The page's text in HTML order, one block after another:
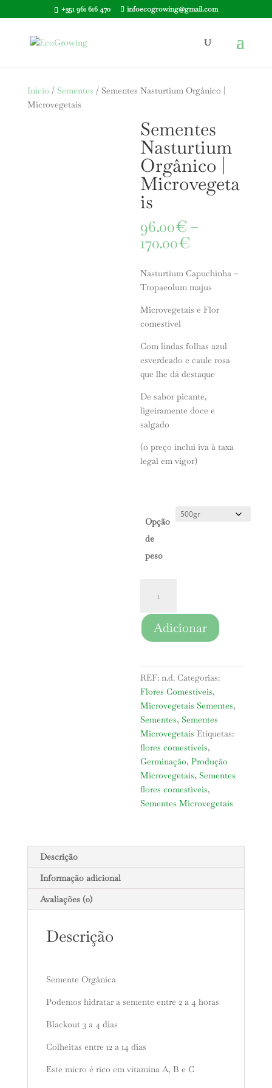
+351 961 616 470 infoecogrowing@gmail.com
Início / Sementes / Sementes Nasturtium Orgânico |
Microvegetais
Sementes
Nasturtium
Orgânico |
Microvegeta
is
96.00€ –
170.00€
96.00€
through
170.00€
Nasturtium Capuchinha –
Tropaeolum majus
Microvegetais e Flor
comestível
Com lindas folhas azul
esverdeado e caule rosa
que lhe dá destaque
De sabor picante,
ligeiramente doce e
salgado
(o preço inclui iva à taxa
legal em vigor)
Opção
de
peso
Sementes
Nasturtium
Orgânico
Microvegetais
Adicionar
REF:n.d. Categorias:
Flores Comestíveis,
Microvegetais Sementes,
Sementes,Sementes
Microvegetais Etiquetas:
flores comestíveis,
Germinação,Produção
Microvegetais,Sementes
flores comestiveis,
Sementes Microvegetais
Descrição
Informação adicional
Avaliações (0)
Descrição
Semente Orgânica
Podemos hidratar a semente entre 2 a 4 horas
Blackout 3 a 4 dias
Colheitas entre 12 a 14 dias
Este micro é rico em vitamina A, B e C